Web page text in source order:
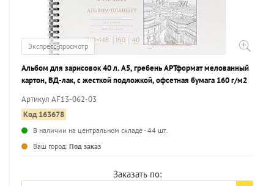
Экспресс-просмотр
Альбом для зарисовок 40 л. А5, гребень АРТформат мелованный
картон, ВД-лак, с жесткой подложкой, офсетная бумага 160 г/м2
Артикул AF13-062-03
Код 163678
В наличии на центральном складе - 44 шт.
Ваш город: Под заказ
Заказать по: